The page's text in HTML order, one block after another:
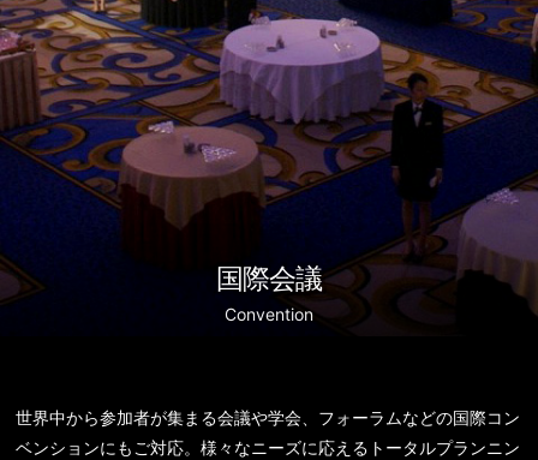
国際会議
Convention
世界中から参加者が集まる会議や学会、フォーラムなどの国際コン
ベンションにもご対応。様々なニーズに応えるトータルプランニン